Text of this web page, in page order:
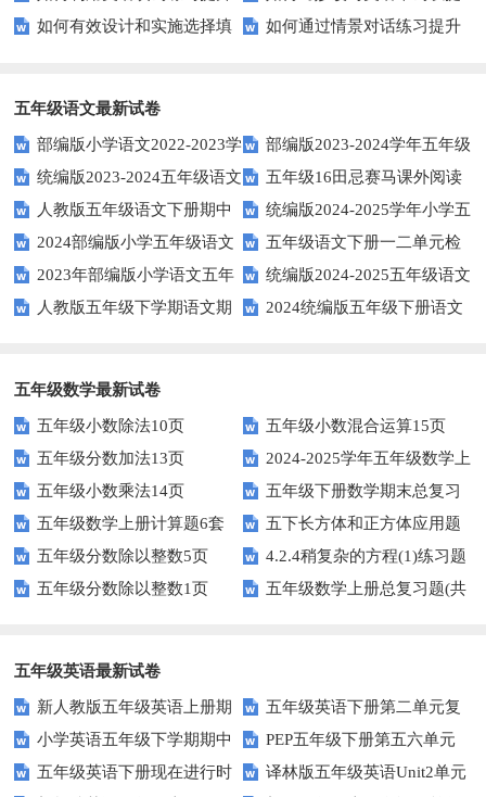
词汇量？这里有5个高效方法值
升文章魅力？
如何有效设计和实施选择填
如何通过情景对话练习提升
五年级语文最新试卷
部编版小学语文2022-2023学
年上期五年级期末试题
部编版2023-2024学年五年级
语文下学期期末考前质量冲刺卷
统编版2023-2024五年级语文
下册期中阶段调研卷
五年级16田忌赛马课外阅读
练习题及答案
人教版五年级语文下册期中
试题及参考答案
统编版2024-2025学年小学五
年级语文上册期中试卷
2024部编版小学五年级语文
下学期期末测试卷
五年级语文下册一二单元检
测题
2023年部编版小学语文五年
级下册期末模拟题
统编版2024-2025五年级语文
第一学期期末测试卷
人教版五年级下学期语文期
2024统编版五年级下册语文
五年级数学最新试卷
五年级小数除法10页
五年级小数混合运算15页
五年级分数加法13页
2024-2025学年五年级数学上
册期末素养测评卷（考试版A4
人教版）
五年级小数乘法14页
五年级下册数学期末总复习
题——选择题专项练习
五年级数学上册计算题6套
五下长方体和正方体应用题
专项训练
五年级分数除以整数5页
4.2.4稍复杂的方程(1)练习题
及答案
五年级分数除以整数1页
五年级数学上册总复习题(共
五年级英语最新试卷
新人教版五年级英语上册期
中词汇复习Unit1-Unit3
五年级英语下册第二单元复
习卷
小学英语五年级下学期期中
书写及单词识记测试卷
PEP五年级下册第五六单元
练习题
五年级英语下册现在进行时
译林版五年级英语Unit2单元